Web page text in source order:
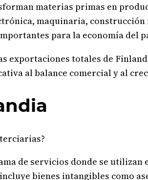
materias primas en
maquinaria,
para la economía del
exportaciones totales de
al balance comercial y al
de servicios donde se
bienes intangibles como